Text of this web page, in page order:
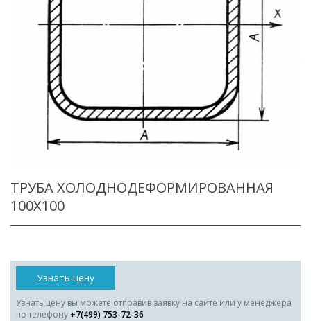
ТРУБА ХОЛОДНОДЕФОРМИРОВАННАЯ
100X100
Узнать цену
Узнать цену вы можете отправив заявку на сайте или у менеджера
по телефону +7(499) 753-72-36